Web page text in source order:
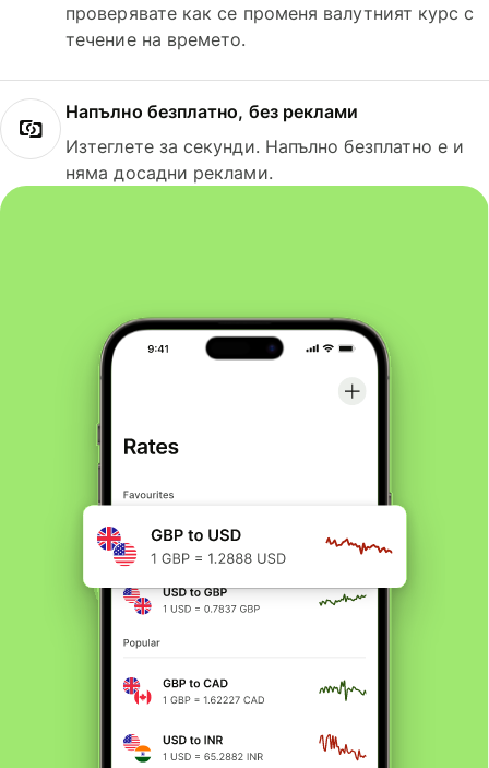
проверявате как се променя валутният курс с
течение на времето.
Напълно безплатно, без реклами
Изтеглете за секунди. Напълно безплатно е и
няма досадни реклами.